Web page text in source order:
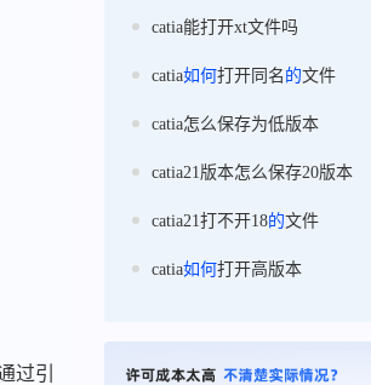
过引
catia能打开xt文件吗
catia如何打开同名 的文件
catia怎么保存为低版本
catia21版本怎么保存20版本
catia21打不开18的文件
catia如何打开高版本